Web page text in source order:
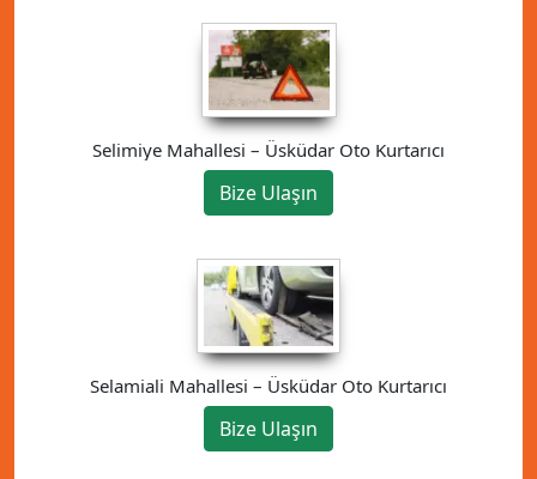
Selimiye Mahallesi – Üsküdar Oto Kurtarıcı
Bize Ulaşın
Selamiali Mahallesi – Üsküdar Oto Kurtarıcı
Bize Ulaşın